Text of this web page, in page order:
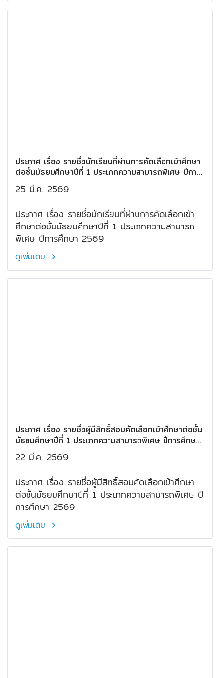
ประกาศ เรื่อง รายชื่อนักเรียนที่ผ่านการคัดเลือกเข้าศึกษา
ต่อชั้นมัธยมศึกษาปีที่ 1 ประเภทความสามารถพิเศษ ปีการ
ศึกษา 2569
25 มี.ค. 2569
ประกาศ เรื่อง รายชื่อนักเรียนที่ผ่านการคัดเลือกเข้า
ศึกษาต่อชั้นมัธยมศึกษาปีที่ 1 ประเภทความสามารถ
พิเศษ ปีการศึกษา 2569
ดูเพิ่มเติม
ประกาศ เรื่อง รายชื่อผู้มีสิทธิ์สอบคัดเลือกเข้าศึกษาต่อชั้น
มัธยมศึกษาปีที่ 1 ประเภทความสามารถพิเศษ ปีการศึกษา
2569
22 มี.ค. 2569
ประกาศ เรื่อง รายชื่อผู้มีสิทธิ์สอบคัดเลือกเข้าศึกษา
ต่อชั้นมัธยมศึกษาปีที่ 1 ประเภทความสามารถพิเศษ ปี
การศึกษา 2569
ดูเพิ่มเติม